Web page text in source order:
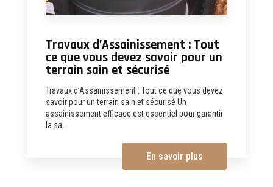
Travaux d’Assainissement : Tout
ce que vous devez savoir pour un
terrain sain et sécurisé
Travaux d’Assainissement : Tout ce que vous devez
savoir pour un terrain sain et sécurisé Un
assainissement efficace est essentiel pour garantir
la sa...
En savoir plus